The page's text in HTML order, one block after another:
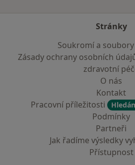
Stránky
Soukromí a
Zásady ochrany osobních
zdravotní
O nás
Kontakt
Pracovní příležitosti
Podmínky
Partneři
Jak řadíme výsledky
Přístupnost